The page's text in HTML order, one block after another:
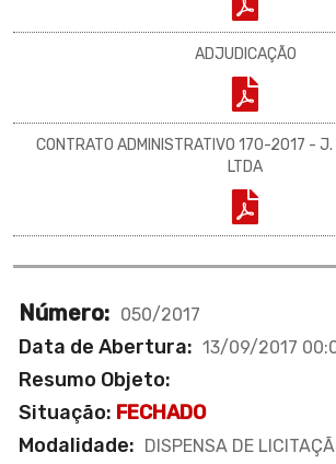
ADJUDICAÇÃO
CONTRATO ADMINISTRATIVO 170-2017 - J.
LTDA
Número: 050/2017
Data de Abertura: 13/09/2017
Resumo Objeto:
Situação: FECHADO
Modalidade: DISPENSA DE